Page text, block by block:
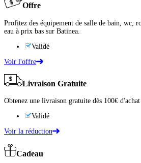
Offre
Profitez des équipement de salle de bain, wc,
eau à prix bas sur Batinea.
Validé
Voir l'offre
Livraison Gratuite
Obtenez une livraison gratuite dès 100€
Validé
Voir la réduction
Cadeau